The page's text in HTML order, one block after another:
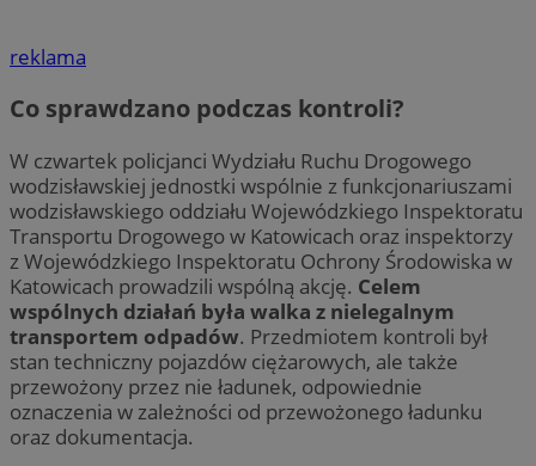
reklama
Co sprawdzano podczas kontroli?
W czwartek policjanci Wydziału Ruchu Drogowego
wodzisławskiej jednostki wspólnie z funkcjonariuszami
wodzisławskiego oddziału Wojewódzkiego Inspektoratu
Transportu Drogowego w Katowicach oraz inspektorzy
z Wojewódzkiego Inspektoratu Ochrony Środowiska w
Katowicach prowadzili wspólną akcję. Celem
wspólnych działań była walka z nielegalnym
transportem odpadów. Przedmiotem kontroli był
stan techniczny pojazdów ciężarowych, ale także
przewożony przez nie ładunek, odpowiednie
oznaczenia w zależności od przewożonego ładunku
oraz dokumentacja.